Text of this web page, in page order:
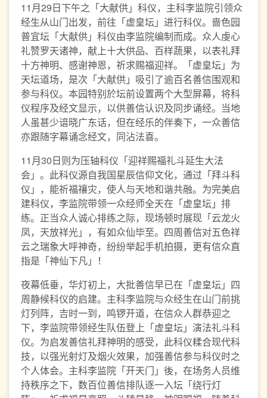
11月29日下午之「大献供」科仪，主科李监院引领众
经生从山门出发，前往「虚皇坛」进行科仪。啬色园
普宜坛「大献供」科仪由李监院编制而成。众人虔心
礼赞罗天诸神，献上十大供品、百样蔬果，以表礼拜
十方神明、感谢神恩，祈求赐福迎祥。「虚皇坛」为
天坛道场，是次「大献供」吸引了逾百名善信围观和
参与科仪。本园特别於坛前设置两个大型屏幕，将科
仪程序及经文显示，以供善信认识及同步诵经。当地
人虽甚少谙晓广东话，但在经乐的伴奏下，一众善信
亦跟随字幕诵念经文，同沾法喜。
11月30日则为压轴科仪「迎祥赐福礼斗延生大法
会」。此科仪源自我国星辰信仰文化，通过「拜斗科
仪」，能祈福禳灾，使人与天地和谐共融。为完美启
建科仪，李监院带领一众经师全天在「虚皇坛」排
练。正当众人诚心排练之际，现场顿时展现「云龙火
凤，天放祥光」，有如众仙毕至。四周善信对五色祥
云之瑞象大呼神奇，纷纷举起手机拍摄，更有信众直
指是「神仙下凡」！
夜幕低垂，华灯初上，大批善信早已在「虚皇坛」四
周静候科仪的启建。主科李监院与众经生在山门前挑
灯列阵，吉时一到，鸣锣开道，在信众人群恭迎之
下，李监院带领经生队伍登上「虚皇坛」演法礼斗科
仪。为启发善信礼拜神明的感受，此科仪糅合现代科
技，以强光射灯及烟火效果，加强善信参与科仪时之
个人体会。主科李监院「开天门」後，在场务人员维
持秩序之下，数百位善信排队逐一入坛「绕行灯